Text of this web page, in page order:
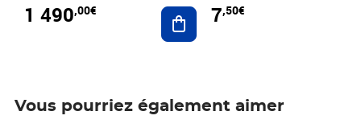
1 490,00€ Ajouter au panier
7,50€
Vous pourriez également aimer